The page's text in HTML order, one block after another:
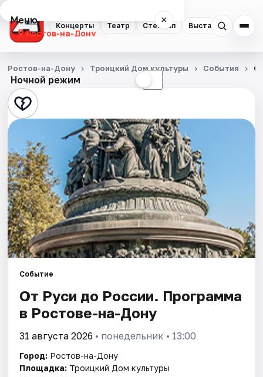
Концерты Театр Стендап Выставки
Меню ×
Ростов-на-Дону
Концерты
Театр
Стендап
Выставки
Квесты
Экскурсии
Спорт
События
Города
Площадки
Рейтинги
Ночной режим ☾
Ростов-на-Дону Троицкий Дом культуры События
Событие
От Руси до России. Программа
в Ростове-на-Дону
31 августа 2026 • понедельник • 13:00
Город: Ростов-на-Дону
Площадка: Троицкий Дом культуры